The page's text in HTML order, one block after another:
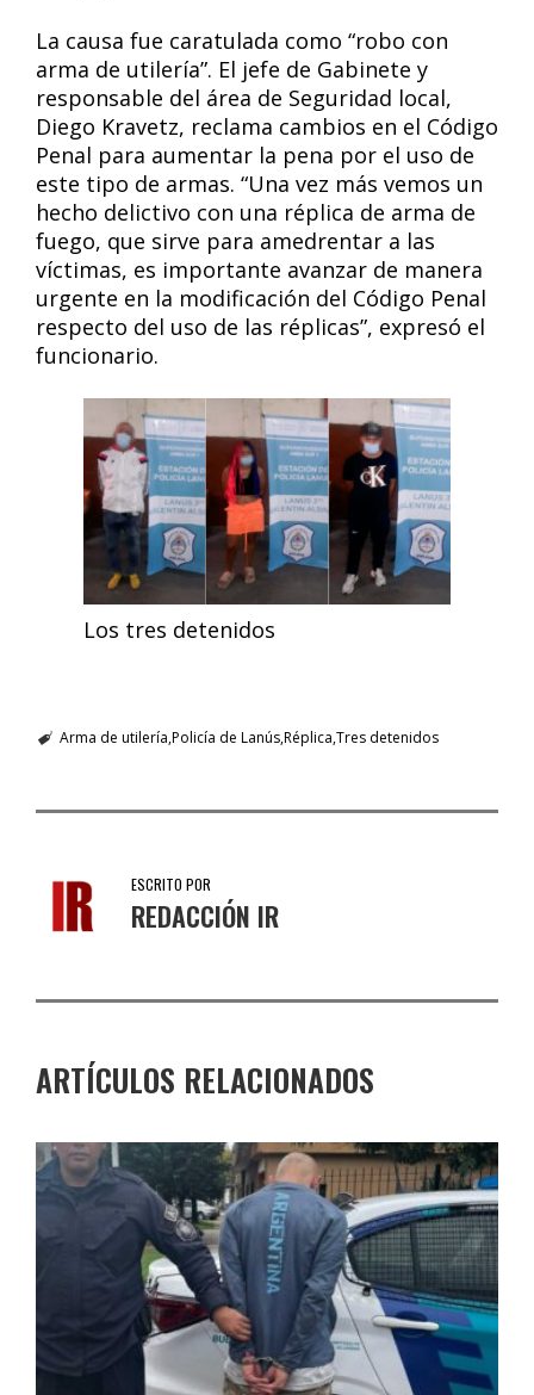
La causa fue caratulada como “robo con
arma de utilería”. El jefe de Gabinete y
responsable del área de Seguridad local,
Diego Kravetz, reclama cambios en el Código
Penal para aumentar la pena por el uso de
este tipo de armas. “Una vez más vemos un
hecho delictivo con una réplica de arma de
fuego, que sirve para amedrentar a las
víctimas, es importante avanzar de manera
urgente en la modificación del Código Penal
respecto del uso de las réplicas”, expresó el
funcionario.
Los tres detenidos
Arma de utilería Policía de LanúsRéplica Tres detenidos
ESCRITO POR
REDACCIÓN IR
ARTÍCULOS RELACIONADOS